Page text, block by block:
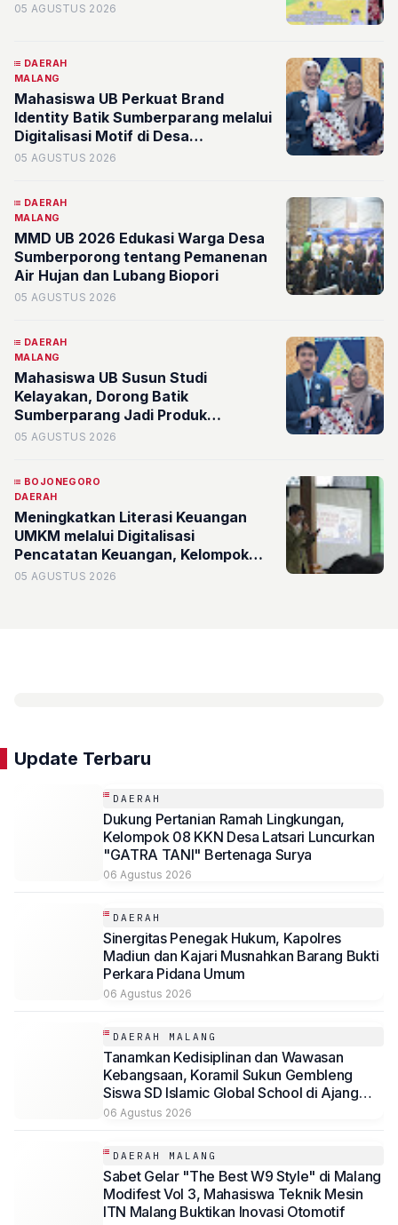
05 AGUSTUS 2026
DAERAH
MALANG
Mahasiswa UB Perkuat Brand
Identity Batik Sumberparang melalui
Digitalisasi Motif di Desa
Sumberporong
05 AGUSTUS 2026
DAERAH
MALANG
MMD UB 2026 Edukasi Warga Desa
Sumberporong tentang Pemanenan
Air Hujan dan Lubang Biopori
05 AGUSTUS 2026
DAERAH
MALANG
Mahasiswa UB Susun Studi
Kelayakan, Dorong Batik
Sumberparang Jadi Produk
Unggulan dan Identitas Desa
05 AGUSTUS 2026
BOJONEGORO
DAERAH
Meningkatkan Literasi Keuangan
UMKM melalui Digitalisasi
Pencatatan Keuangan, Kelompok
KKN SDGs Pemuda Berdampak 38
05 AGUSTUS 2026
Update Terbaru
DAERAH
Dukung Pertanian Ramah Lingkungan,
Kelompok 08 KKN Desa Latsari Luncurkan
"GATRA TANI" Bertenaga Surya
06 Agustus 2026
DAERAH
Sinergitas Penegak Hukum, Kapolres
Madiun dan Kajari Musnahkan Barang Bukti
Perkara Pidana Umum
06 Agustus 2026
DAERAH MALANG
Tanamkan Kedisiplinan dan Wawasan
Kebangsaan, Koramil Sukun Gembleng
Siswa SD Islamic Global School di Ajang
LDKS
06 Agustus 2026
DAERAH MALANG
Sabet Gelar "The Best W9 Style" di Malang
Modifest Vol 3, Mahasiswa Teknik Mesin
ITN Malang Buktikan Inovasi Otomotif